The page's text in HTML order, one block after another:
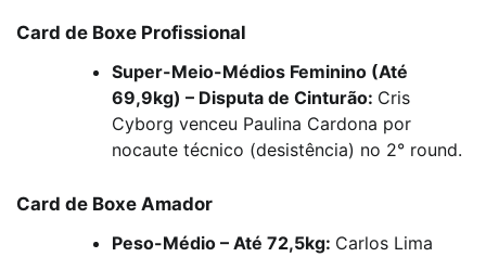
Card de Boxe Profissional
Super-Meio-Médios Feminino (Até
69,9kg) – Disputa de Cinturão: Cris
Cyborg venceu Paulina Cardona por
nocaute técnico (desistência) no 2° round.
Card de Boxe Amador
Peso-Médio – Até 72,5kg: Carlos Lima